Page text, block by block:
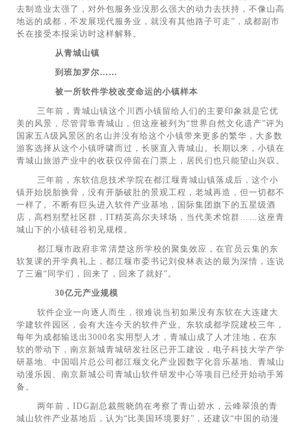
去制造业太强了，对外包服务业没那么强大的动力去扶持，不像山高
地远的成都，不发展现代服务业，就没有其他路子可走”，成都副市
长在接受本报采访时这样解释。
从青城山镇
到班加罗尔……
被一所软件学校改变命运的小镇样本
三年前，青城山镇这个川西小镇留给人们的主要印象就是它优
美的风景，尽管背靠青城山，但这座被列为“世界自然文化遗产”评为
国家五A级风景区的名山并没有给这个小镇带来更多的繁华，大多数
游客选择从这个小镇呼啸而过，长驱直入青城山。长期以来，小镇在
青城山旅游产业中的收获仅停留在门票上，居民们也只能望山兴叹。
三年前，东软信息技术学院在都江堰青城山镇落成后，这个小
镇开始脱胎换骨，没有开肠破肚的景观工程，老城再造，但一切都不
一样了。不断有巨头进入软件产业基地，国际集团旗下的五星级酒
店，高档别墅社区群，IT精英高尔夫球场，当代美术馆群……这座青
城山下的小镇硅谷初见规模。
都江堰市政府非常清楚这所学校的聚集效应，在官员云集的东
软复课的开学典礼上，都江堰市委书记刘俊林表达的最为深情，连说
了三遍“同学们，回来了，回来了就好”。
30亿元产业规模
软件企业一向逐人而生，很难说当初如果没有东软在大连建大
学建软件园区，会有大连今天的软件产业。东软成都学院建校三年，
每年为成都输送出3000名实用型人才，青城山成了人才洼地，在东
软的带动下，南京新城青城研发社区已开工建设，电子科技大学产学
研基地、中国唱片总公司都江堰文化产业园数字化音乐基地、青城山
动漫乐园、南京新城公司青城山软件研发中心等项目已经开始动手筹
备。
两年前，IDG副总裁熊晓鸽在考察了青山碧水，云峰翠浪的青
城山软件产业基地后，认为“比美国环境要好”，还建议“中国的动漫